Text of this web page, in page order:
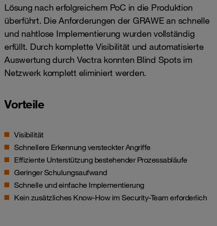
Lösung nach erfolgreichem PoC in die Produktion
überführt. Die Anforderungen der GRAWE an schnelle
und nahtlose Implementierung wurden vollständig
erfüllt. Durch komplette Visibilität und automatisierte
Auswertung durch Vectra konnten Blind Spots im
Netzwerk komplett eliminiert werden.
Vorteile
Visibilität
Schnellere Erkennung versteckter Angriffe
Effiziente Unterstützung bestehender Prozessabläufe
Geringer Schulungsaufwand
Schnelle und einfache Implementierung
Kein zusätzliches Know-How im Security-Team erforderlich